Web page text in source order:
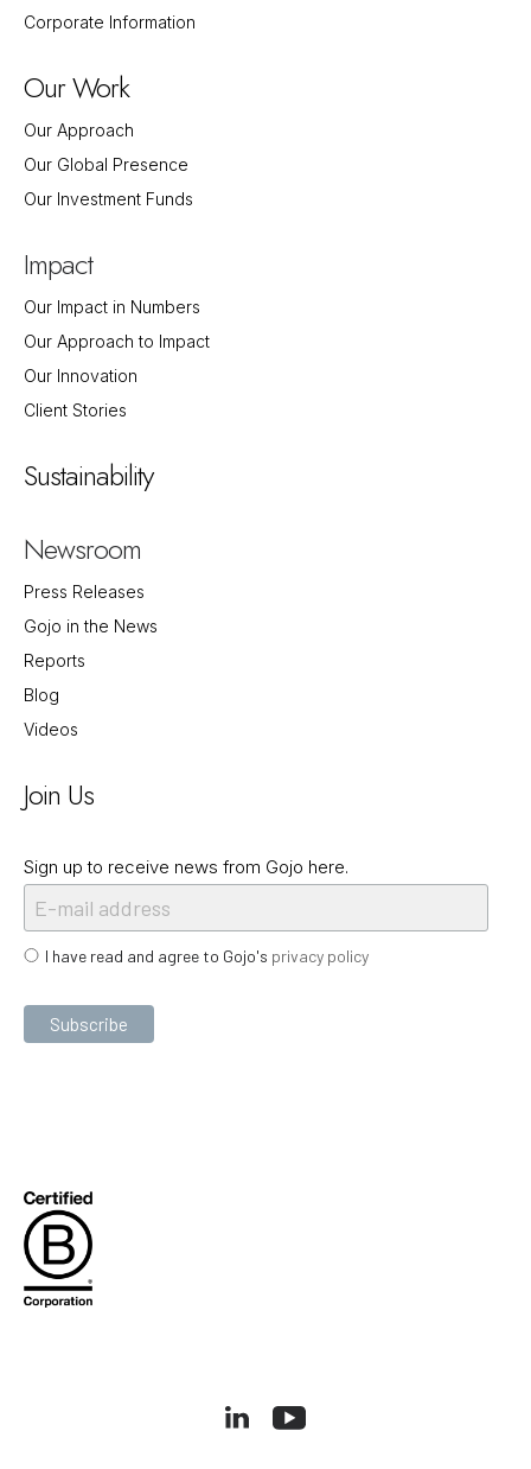
Corporate Information
Our Work
Our Approach
Our Global Presence
Our Investment Funds
Impact
Our Impact in Numbers
Our Approach to Impact
Our Innovation
Client Stories
Sustainability
Newsroom
Press Releases
Gojo in the News
Reports
Blog
Videos
Join Us
Sign up to receive news from Gojo here.
I have read and agree to Gojo's privacy policy